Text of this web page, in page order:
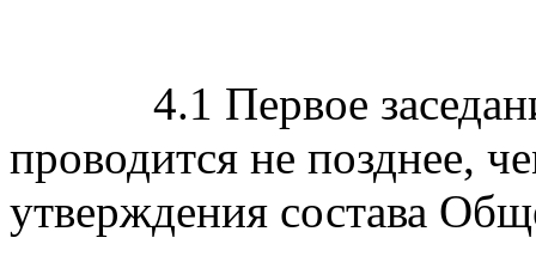
4.1 Первое
проводится не позднее,
утверждения состава